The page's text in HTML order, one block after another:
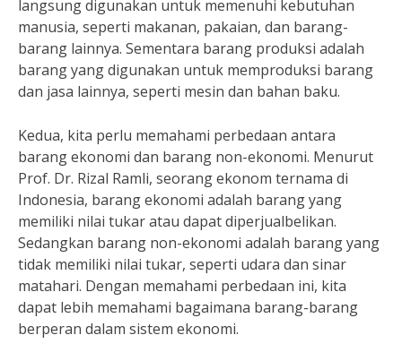
langsung digunakan untuk memenuhi kebutuhan
manusia, seperti makanan, pakaian, dan barang-
barang lainnya. Sementara barang produksi adalah
barang yang digunakan untuk memproduksi barang
dan jasa lainnya, seperti mesin dan bahan baku.
Kedua, kita perlu memahami perbedaan antara
barang ekonomi dan barang non-ekonomi. Menurut
Prof. Dr. Rizal Ramli, seorang ekonom ternama di
Indonesia, barang ekonomi adalah barang yang
memiliki nilai tukar atau dapat diperjualbelikan.
Sedangkan barang non-ekonomi adalah barang yang
tidak memiliki nilai tukar, seperti udara dan sinar
matahari. Dengan memahami perbedaan ini, kita
dapat lebih memahami bagaimana barang-barang
berperan dalam sistem ekonomi.